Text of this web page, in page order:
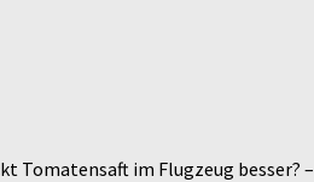
Tomatensaft im Flugzeug besser? –